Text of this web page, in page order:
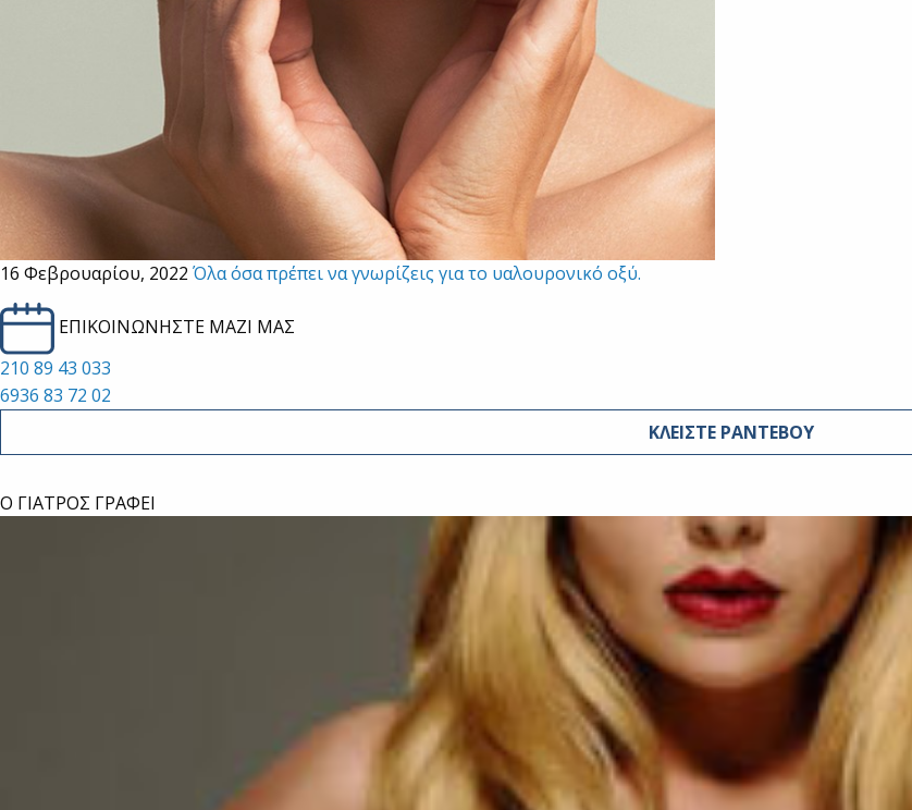
16 Φεβρουαρίου, 2022 Όλα όσα πρέπει να γνωρίζεις για το υαλουρονικό οξύ.
ΕΠΙΚΟΙΝΩΝΗΣΤΕ ΜΑΖΙ ΜΑΣ
210 89 43 033
6936 83 72 02
ΚΛΕΙΣΤΕ ΡΑΝΤΕΒΟΥ
Ο ΓΙΑΤΡΟΣ ΓΡΑΦΕΙ